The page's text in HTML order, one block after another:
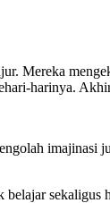
Mereka
harinya.
imajinasi